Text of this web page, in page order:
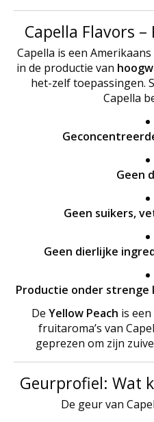
Capella Flavors
Capella is een
in de productie van
het-zelf toepassingen.
Capella
Geen
Geen suikers,
Geen dierlijke
Productie onder strenge
De Yellow Peach is
fruitaroma’s van
geprezen om zijn
Geurprofiel: Wat
De geur van